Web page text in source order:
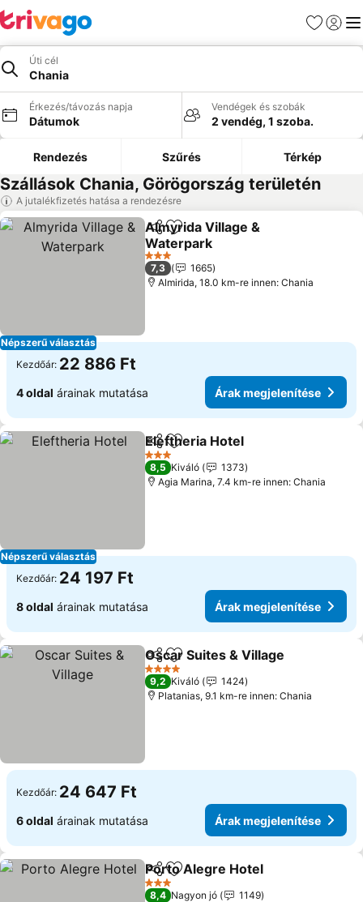
Kedvencek
Úti cél
Chania
Érkezés/távozás napja
Dátumok
Vendégek és szobák
2 vendég, 1 szoba.
Rendezés Szűrés Térkép
Szállások Chania, Görögország területén
A jutalékfizetés hatása a rendezésre
Népszerű választás
MegosztásHozzáadás a kedvencekhez
Almyrida Village &
Waterpark
Árak megjelenítése
3 Kategória
7,3
1665
Almirida, 18.0 km-re innen: Chania
Kezdőár: 22 886 Ft
4 oldal árainak mutatása Árak megjelenítése
Népszerű választás
Megosztás
Hozzáadás a kedvencekhez
Eleftheria Hotel
3 Kategória
8,5 Kiváló
1373
Agia Marina, 7.4 km-re innen: Chania
Kezdőár: 24 197 Ft
8 oldal árainak mutatása Árak megjelenítése
Megosztás
Hozzáadás a kedvencekhez
Oscar Suites & Village
4 Kategória
9,2 Kiváló
1424
Platanias, 9.1 km-re innen: Chania
Kezdőár: 24 647 Ft
6 oldal árainak mutatása Árak megjelenítése
Megosztás
Hozzáadás a kedvencekhez
Porto Alegre Hotel
3 Kategória
8,4 Nagyon jó
1149